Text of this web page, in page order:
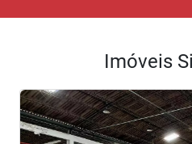
Imóveis
<<<<